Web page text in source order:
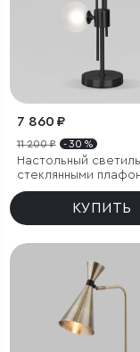
7 860 ₽
11 200 ₽ - 30 %
Настольный
стеклянными
КУПИТЬ